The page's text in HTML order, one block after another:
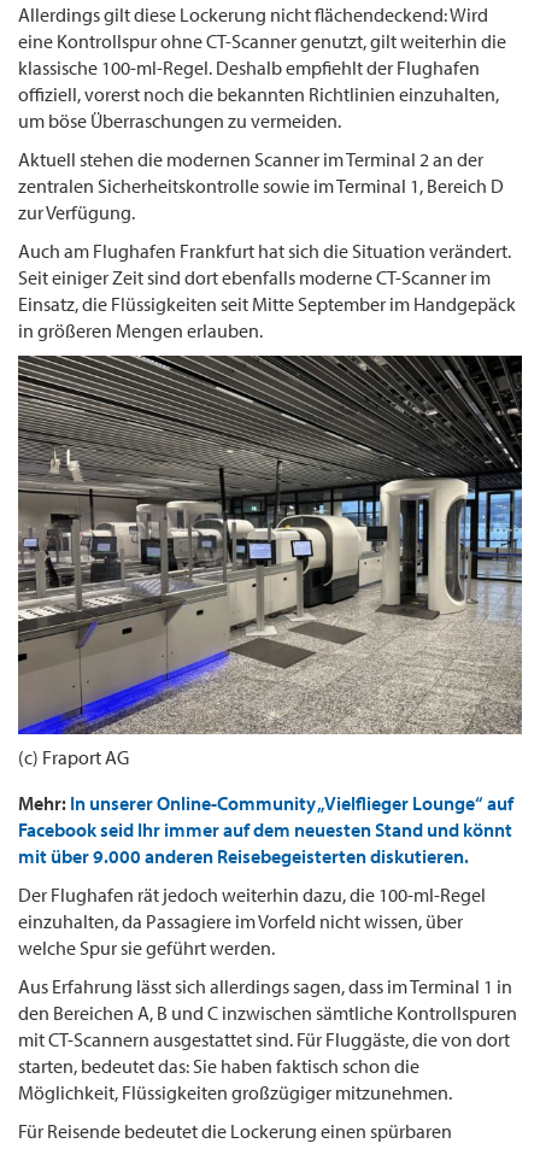
Allerdings gilt diese Lockerung nicht flächendeckend: Wird
eine Kontrollspur ohne CT-Scanner genutzt, gilt weiterhin die
klassische 100-ml-Regel. Deshalb empfiehlt der Flughafen
offiziell, vorerst noch die bekannten Richtlinien einzuhalten,
um böse Überraschungen zu vermeiden.
Aktuell stehen die modernen Scanner im Terminal 2 an der
zentralen Sicherheitskontrolle sowie im Terminal 1, Bereich D
zur Verfügung.
Auch am Flughafen Frankfurt hat sich die Situation verändert.
Seit einiger Zeit sind dort ebenfalls moderne CT-Scanner im
Einsatz, die Flüssigkeiten seit Mitte September im Handgepäck
in größeren Mengen erlauben.
(c) Fraport AG
Mehr: In unserer Online-Community „Vielflieger Lounge“ auf
Facebook seid Ihr immer auf dem neuesten Stand und könnt
mit über 9.000 anderen Reisebegeisterten diskutieren.
Der Flughafen rät jedoch weiterhin dazu, die 100-ml-Regel
einzuhalten, da Passagiere im Vorfeld nicht wissen, über
welche Spur sie geführt werden.
Aus Erfahrung lässt sich allerdings sagen, dass im Terminal 1 in
den Bereichen A, B und C inzwischen sämtliche Kontrollspuren
mit CT-Scannern ausgestattet sind. Für Fluggäste, die von dort
starten, bedeutet das: Sie haben faktisch schon die
Möglichkeit, Flüssigkeiten großzügiger mitzunehmen.
Für Reisende bedeutet die Lockerung einen spürbaren